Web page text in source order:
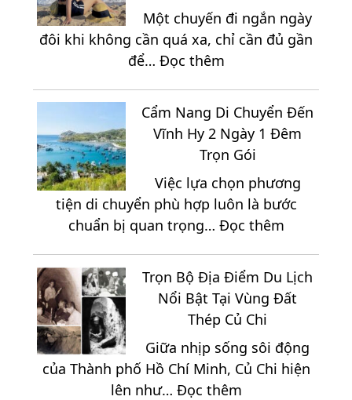
Du
Lịch
Chữ
3
Ngày
2
Đêm
Đi
Mũi
2
Ngày
1
Một chuyến đi ngắn ngày
đôi khi không cần quá xa, chỉ cần đủ gần
để… Đọc thêm:
Tour
Du
Lịch
Hồ
Tràm
3
Ngày
2
Đêm
Giá
2.150K
Cẩm Nang Di Chuyển Đến
Vĩnh Hy 2 Ngày 1 Đêm
Trọn Gói
Việc lựa chọn phương
tiện di chuyển phù hợp luôn là bước
chuẩn bị quan trọng… Đọc thêm:
Di
Chuyển
Vĩnh
Hy
Trọn Bộ Địa Điểm Du Lịch
Nổi Bật Tại Vùng Đất
Thép Củ Chi
Giữa nhịp sống sôi động
của Thành phố Hồ Chí Minh, Củ Chi hiện
lên như… Đọc thêm: